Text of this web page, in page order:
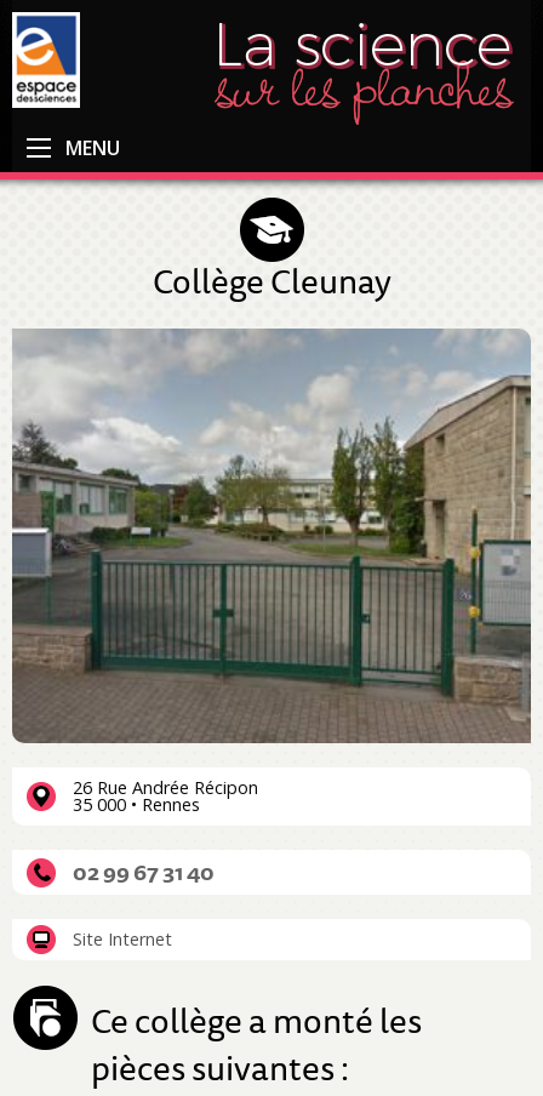
MENU
Collège Cleunay
26 Rue Andrée Récipon
35 000 • Rennes
02 99 67 31 40
Site Internet
Ce collège a monté les
pièces suivantes :